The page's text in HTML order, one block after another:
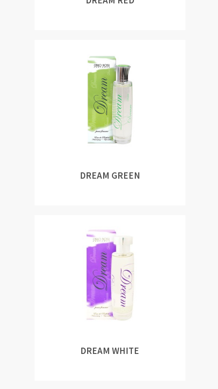
DREAM GREEN
DREAM WHITE